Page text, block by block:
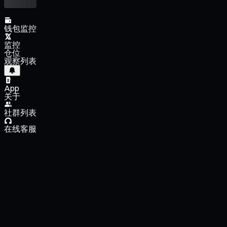
钱包监控
监控
仓位
观察列表
App
关于
社群列表
在线客服